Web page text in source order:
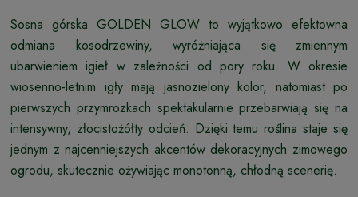
Sosna górska GOLDEN GLOW to wyjątkowo efektowna
odmiana kosodrzewiny, wyróżniająca się zmiennym
ubarwieniem igieł w zależności od pory roku. W okresie
wiosenno-letnim igły mają jasnozielony kolor, natomiast po
pierwszych przymrozkach spektakularnie przebarwiają się na
intensywny, złocistożółty odcień. Dzięki temu roślina staje się
jednym z najcenniejszych akcentów dekoracyjnych zimowego
ogrodu, skutecznie ożywiając monotonną, chłodną scenerię.